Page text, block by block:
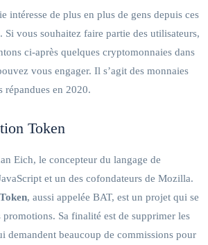
intéresse de plus en plus de gens depuis ces
Si vous souhaitez faire partie des utilisateurs,
ci-après quelques cryptomonnaies dans
vous engager. Il s’agit des monnaies
répandues en 2020.
Token
Eich, le concepteur du langage de
et un des cofondateurs de Mozilla.
, aussi appelée BAT, est un projet qui se
promotions. Sa finalité est de supprimer les
demandent beaucoup de commissions pour